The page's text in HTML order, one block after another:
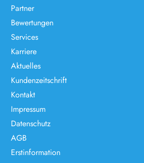
Partner
Bewertungen
Services
Karriere
Aktuelles
Kundenzeitschrift
Kontakt
Impressum
Datenschutz
AGB
Erstinformation